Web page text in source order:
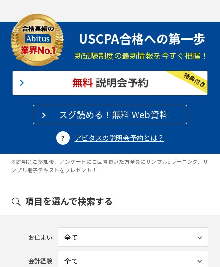
USCPA合格への第一歩
新試験制度の最新情報を今すぐ把握！
スグ読める！無料 Web資料
アビタスの説明会予約とは？
※説明会ご参加後、アンケートにご回答頂いた方全員にサンプルeラーニング、サ
ンプル電子テキストをプレゼント！
項目を選んで検索する
お住まい
会計経験